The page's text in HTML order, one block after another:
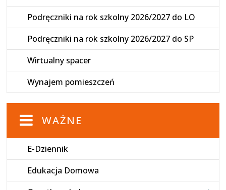
Podręczniki na rok szkolny 2026/2027 do LO
Podręczniki na rok szkolny 2026/2027 do SP
Wirtualny spacer
Wynajem pomieszczeń
WAŻNE
E-Dziennik
Edukacja Domowa